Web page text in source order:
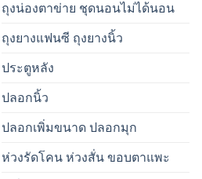
ถุงน่องตาข่าย ชุดนอนไม่ได้นอน
ถุงยางแฟนซี ถุงยางนิ้ว
ประตูหลัง
ปลอกนิ้ว
ปลอกเพิ่มขนาด ปลอกมุก
ห่วงรัดโคน ห่วงสั่น ขอบตาแพะ